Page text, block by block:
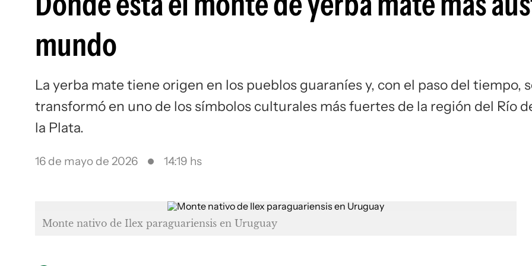
mundo
La yerba mate tiene origen en los pueblos guaraníes y, con el paso del tiempo,
transformó en uno de los símbolos culturales más fuertes de la región del Río
la Plata.
16 de mayo de 2026 14:19 hs
Monte nativo de Ilex paraguariensis en Uruguay